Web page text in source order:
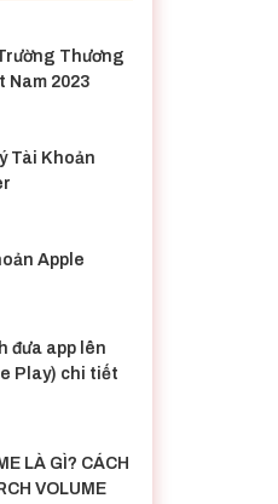
Thương
Nam 2023
Tài Khoản
Apple
đưa app lên
Play) chi tiết
LÀ GÌ? CÁCH
VOLUME